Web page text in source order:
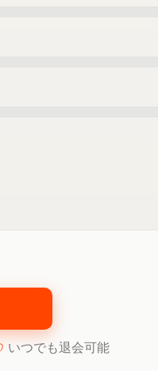
いつでも退会可能